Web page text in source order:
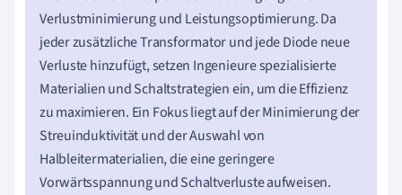
Verlustminimierung und Leistungsoptimierung. Da
jeder zusätzliche Transformator und jede Diode neue
Verluste hinzufügt, setzen Ingenieure spezialisierte
Materialien und Schaltstrategien ein, um die Effizienz
zu maximieren. Ein Fokus liegt auf der Minimierung der
Streuinduktivität und der Auswahl von
Halbleitermaterialien, die eine geringere
Vorwärtsspannung und Schaltverluste aufweisen.